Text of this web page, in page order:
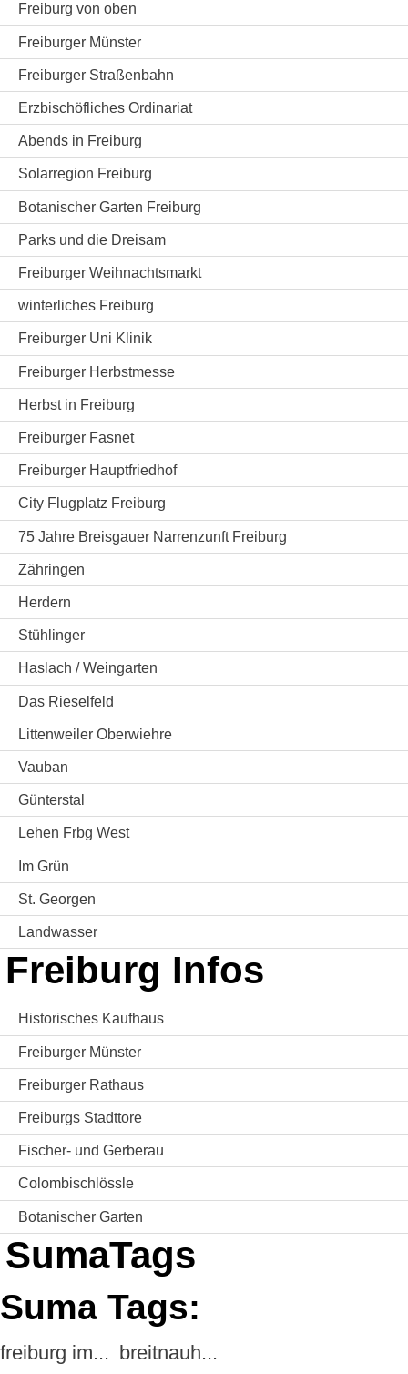
Freiburg von oben
Freiburger Münster
Freiburger Straßenbahn
Erzbischöfliches Ordinariat
Abends in Freiburg
Solarregion Freiburg
Botanischer Garten Freiburg
Parks und die Dreisam
Freiburger Weihnachtsmarkt
winterliches Freiburg
Freiburger Uni Klinik
Freiburger Herbstmesse
Herbst in Freiburg
Freiburger Fasnet
Freiburger Hauptfriedhof
City Flugplatz Freiburg
75 Jahre Breisgauer Narrenzunft Freiburg
Zähringen
Herdern
Stühlinger
Haslach / Weingarten
Das Rieselfeld
Littenweiler Oberwiehre
Vauban
Günterstal
Lehen Frbg West
Im Grün
St. Georgen
Landwasser
Freiburg Infos
Historisches Kaufhaus
Freiburger Münster
Freiburger Rathaus
Freiburgs Stadttore
Fischer- und Gerberau
Colombischlössle
Botanischer Garten
SumaTags
Suma Tags:
freiburg im... breitnauh...